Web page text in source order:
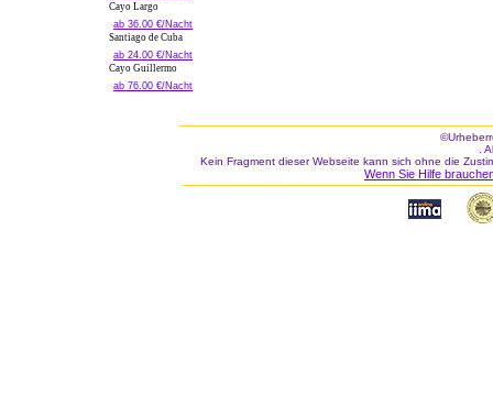
Cayo Largo
ab 36.00 €/Nacht
Santiago de Cuba
ab 24.00 €/Nacht
Cayo Guillermo
ab 76.00 €/Nacht
.
Kein Fragment dieser Webseite kann sich ohne die
Wenn Sie Hilfe